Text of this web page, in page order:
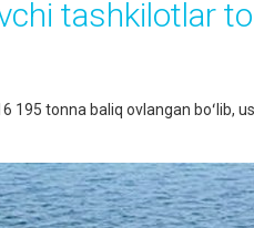
tashkilotlar
tonna baliq ovlangan boʻlib,